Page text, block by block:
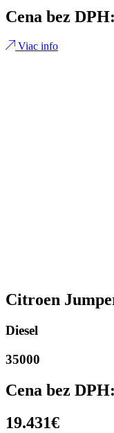
Cena bez
Viac info
Citroen
Diesel
35000
Cena bez DPH:
19.431€